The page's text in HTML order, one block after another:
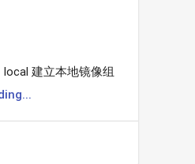
建立本地镜像组